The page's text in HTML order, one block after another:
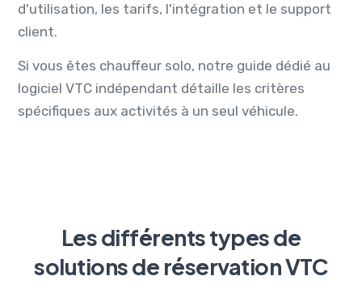
d'utilisation, les tarifs, l'intégration et le support
client.
Si vous êtes chauffeur solo, notre guide dédié au
logiciel VTC indépendant détaille les critères
spécifiques aux activités à un seul véhicule.
Les différents types de
solutions de réservation VTC